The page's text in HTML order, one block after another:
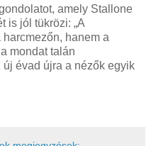
amely Stallone
is jól tükrözi: „A
hanem a
mondat talán
évad újra a nézők egyik